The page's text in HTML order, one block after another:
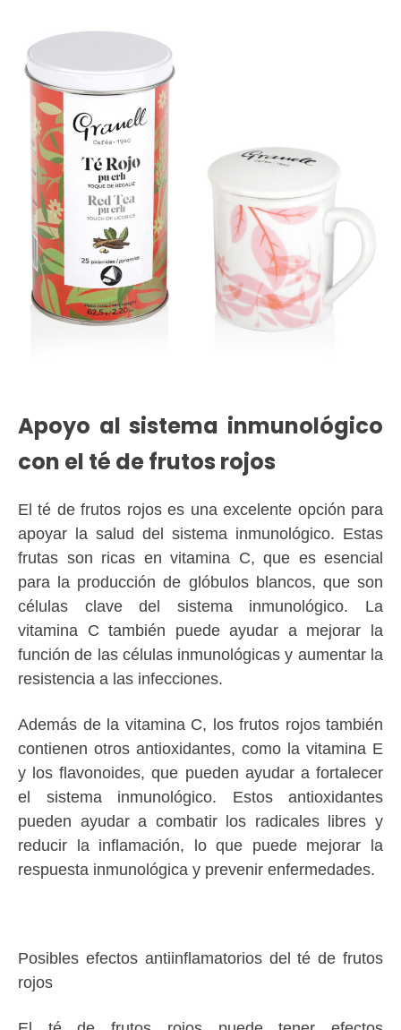
Apoyo al sistema inmunológico
con el té de frutos rojos
El té de frutos rojos es una excelente opción para
apoyar la salud del sistema inmunológico. Estas
frutas son ricas en vitamina C, que es esencial
para la producción de glóbulos blancos, que son
células clave del sistema inmunológico. La
vitamina C también puede ayudar a mejorar la
función de las células inmunológicas y aumentar la
resistencia a las infecciones.
Además de la vitamina C, los frutos rojos también
contienen otros antioxidantes, como la vitamina E
y los flavonoides, que pueden ayudar a fortalecer
el sistema inmunológico. Estos antioxidantes
pueden ayudar a combatir los radicales libres y
reducir la inflamación, lo que puede mejorar la
respuesta inmunológica y prevenir enfermedades.
Posibles efectos antiinflamatorios del té de frutos
rojos